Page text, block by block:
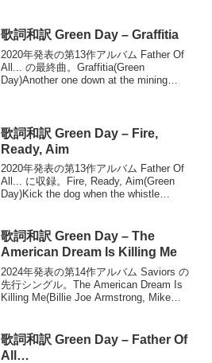
歌詞和訳 Green Day – Graffitia
2020年発表の第13作アルバム Father Of
All... の最終曲。Graffitia(Green
Day)Another one down at the mining
歌詞和訳 Green Day – Fire,
Ready, Aim
2020年発表の第13作アルバム Father Of
All... に収録。Fire, Ready, Aim(Green
Day)Kick the dog when the whistle
歌詞和訳 Green Day – The
American Dream Is Killing Me
2024年発表の第14作アルバム Saviors の
先行シングル。The American Dream Is
Killing Me(Billie Joe Armstrong, Mike
歌詞和訳 Green Day – Father Of
All…